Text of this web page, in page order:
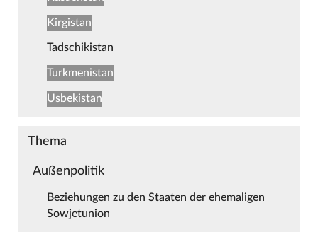
Kirgistan
Tadschikistan
Turkmenistan
Usbekistan
Thema
Außenpolitik
Beziehungen zu den Staaten der ehemaligen
Sowjetunion